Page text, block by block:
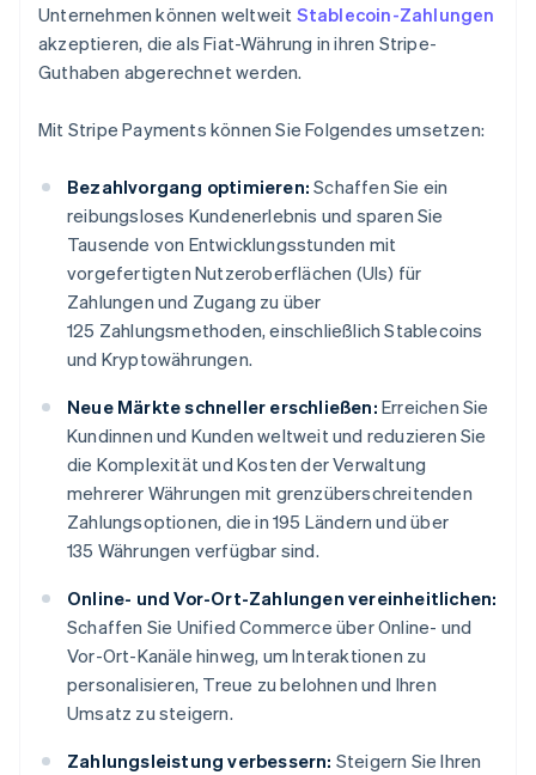
Unternehmen können weltweit Stablecoin-Zahlungen
akzeptieren, die als Fiat-Währung in ihren Stripe-
Guthaben abgerechnet werden.
Mit Stripe Payments können Sie Folgendes umsetzen:
Bezahlvorgang optimieren: Schaffen Sie ein
reibungsloses Kundenerlebnis und sparen Sie
Tausende von Entwicklungsstunden mit
vorgefertigten Nutzeroberflächen (UIs) für
Zahlungen und Zugang zu über
125 Zahlungsmethoden, einschließlich Stablecoins
und Kryptowährungen.
Neue Märkte schneller erschließen: Erreichen Sie
Kundinnen und Kunden weltweit und reduzieren Sie
die Komplexität und Kosten der Verwaltung
mehrerer Währungen mit grenzüberschreitenden
Zahlungsoptionen, die in 195 Ländern und über
135 Währungen verfügbar sind.
Online- und Vor-Ort-Zahlungen vereinheitlichen:
Schaffen Sie Unified Commerce über Online- und
Vor-Ort-Kanäle hinweg, um Interaktionen zu
personalisieren, Treue zu belohnen und Ihren
Umsatz zu steigern.
Zahlungsleistung verbessern: Steigern Sie Ihren